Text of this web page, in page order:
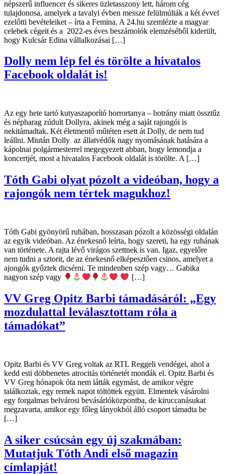
népszerű influencer és sikeres üzletasszony lett, három cég
tulajdonosa, amelyek a tavalyi évben messze felülmúlták a két évvel
ezelőtti bevételeiket – írta a Femina. A 24.hu szemlézte a magyar
celebek cégeit és a 2022-es éves beszámolók elemzéséből kiderült,
hogy Kulcsár Edina vállalkozásai […]
Dolly nem lép fel és törölte a hivatalos
Facebook oldalát is!
Az egy hete tartó kutyaszaporító horrortanya – botrány miatt össztűz
és népharag zúdult Dollyra, akinek még a saját rajongói is
nekitámadtak. Két életmentő műtéten esett át Dolly, de nem tud
leállni. Miután Dolly az állatvédők nagy nyomásának hatására a
kápolnai polgármesterrel megegyezett abban, hogy lemondja a
koncertjét, most a hivatalos Facebook oldalát is törölte. A […]
Tóth Gabi olyat pózolt a videóban, hogy a
rajongók nem tértek magukhoz!
Tóth Gabi gyönyörű ruhában, hosszasan pózolt a közösségi oldalán
az egyik videóban. Az énekesnő leírta, hogy szereti, ha egy ruhának
van története. A rajta lévő virágos szettnek is van. Igaz, egyelőre
nem tudni a sztorit, de az énekesnő elképesztően csinos, amelyet a
ajongók győztek dicsérni. Te mindenben szép vagy… Gabika
nagyon szép vagy
[…]
VV Greg Opitz Barbi támadásáról: „Egy
mozdulattal leválasztottam róla a
támadókat”
Opitz Barbi és VV Greg voltak az RTL Reggeli vendégei, ahol a
kedd esti döbbenetes atrocitás történetét mondák el. Opitz Barbi és
VV Greg hónapok óta nem látták egymást, de amikor végre
találkoztak, egy remek napot töltöttek együtt. Elmentek vásárolni
egy forgalmas belvárosi bevásárlóközpontba, de kiruccanásukat
megzavarta, amikor egy főleg lányokból álló csoport támadta be
[…]
A siker csúcsán egy új szakmában:
Mutatjuk Tóth Andi első magazin
címlapját!